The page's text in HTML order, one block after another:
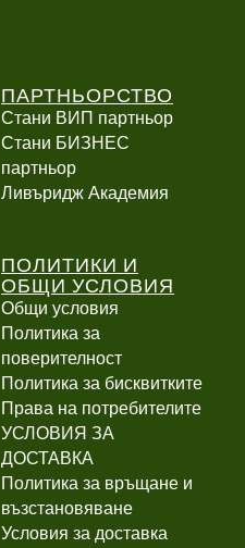
ПАРТНЬОРСТВО
Стани ВИП партньор
Стани БИЗНЕС
партньор
Ливъридж Академия
ПОЛИТИКИ И
ОБЩИ УСЛОВИЯ
Общи условия
Политика за
поверителност
Политика за бисквитките
Права на потребителите
УСЛОВИЯ ЗА
ДОСТАВКА
Политика за връщане и
възстановяване
Условия за доставка